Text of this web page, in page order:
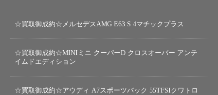
☆買取御成約☆メルセデスAMG E63 S 4マチックプラス
☆買取御成約☆MINIミニ クーパーD クロスオーバー アンテ
イムドエディション
☆買取御成約☆アウディ A7スポーツバック 55TFSIクワトロ